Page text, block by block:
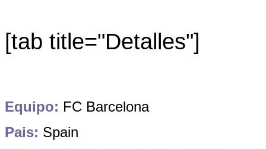
[tab title="Detalles"]
Equipo: FC Barcelona
Pais: Spain